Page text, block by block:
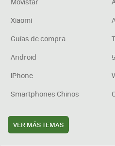
Xiaomi
Guías de compra
Android
iPhone
Smartphones Chinos
VER MÁS TEMAS